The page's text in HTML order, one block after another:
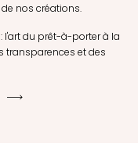
nos créations.
: l'art du prêt-à-porter à la
transparences et des